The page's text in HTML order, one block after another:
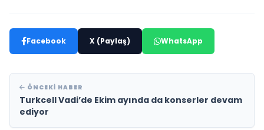
Facebook X (Paylaş) WhatsApp
ÖNCEKI HABER
Turkcell Vadi’de Ekim ayında da konserler devam
ediyor